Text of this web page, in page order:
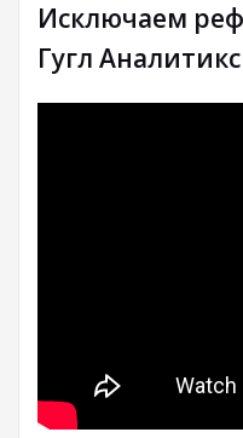
Исключаем
Гугл Аналитикс